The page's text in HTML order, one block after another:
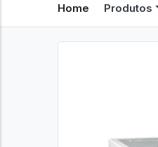
Home Produtos